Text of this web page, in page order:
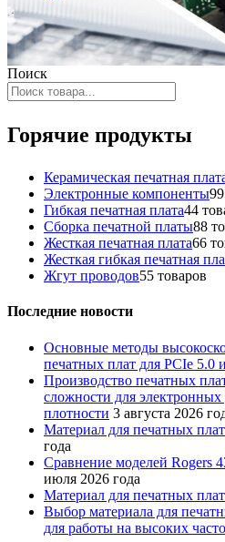
Поиск
Горячие продукты
Керамическая печатная
Электронные компоненты9
Гибкая печатная плата44
Сборка печатной платы88
Жесткая печатная плата66
Жесткая гибкая печатная
Жгут проводов55 товаров
Последние новости
Основные методы
печатных плат для PCIe 5.0
Производство печатных
сложности для электронных
плотности 3 августа 2026
Материал для печатных
года
Сравнение моделей Rogers
июля 2026 года
Материал для печатных
Выбор материала для
для работы на высоких